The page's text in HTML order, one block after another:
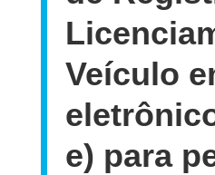
Veículo
e) para